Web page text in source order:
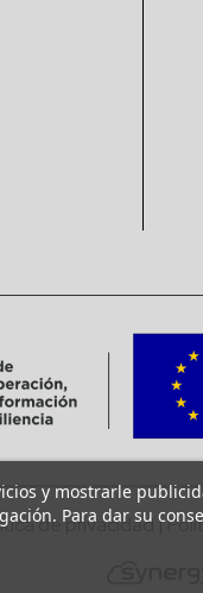
y mostrarle
Para dar su
de privacidad |